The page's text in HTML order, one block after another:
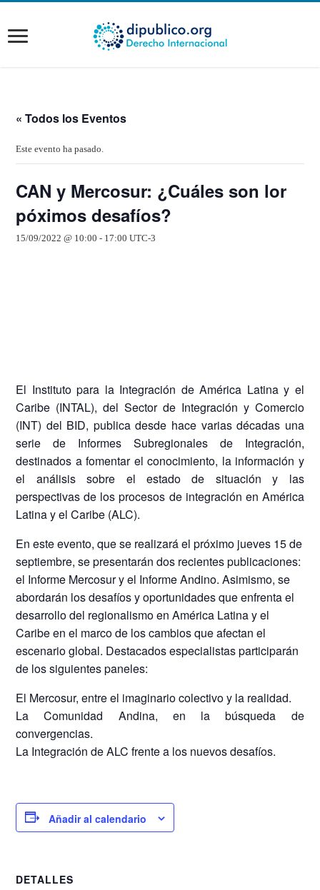
« Todos los Eventos
Este evento ha pasado.
CAN y Mercosur: ¿Cuáles son lor
póximos desafíos?
15/09/2022 @ 10:00 - 17:00 UTC-3
El Instituto para la Integración de América Latina y el
Caribe (INTAL), del Sector de Integración y Comercio
(INT) del BID, publica desde hace varias décadas una
serie de Informes Subregionales de Integración,
destinados a fomentar el conocimiento, la información y
el análisis sobre el estado de situación y las
perspectivas de los procesos de integración en América
Latina y el Caribe (ALC).
En este evento, que se realizará el próximo jueves 15 de
septiembre, se presentarán dos recientes publicaciones:
el Informe Mercosur y el Informe Andino. Asimismo, se
abordarán los desafíos y oportunidades que enfrenta el
desarrollo del regionalismo en América Latina y el
Caribe en el marco de los cambios que afectan el
escenario global. Destacados especialistas participarán
de los siguientes paneles:
El Mercosur, entre el imaginario colectivo y la realidad.
La Comunidad Andina, en la búsqueda de
convergencias.
La Integración de ALC frente a los nuevos desafíos.
Añadir al calendario
DETALLES